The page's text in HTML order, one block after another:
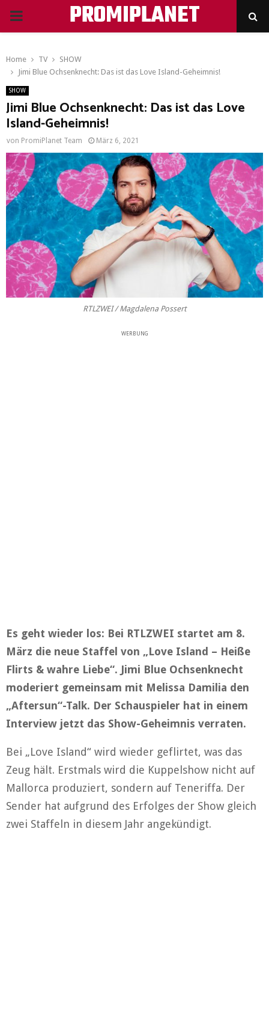
PRIMARY
PROMIPLANET
Home TV
SHOW
Jimi Blue Ochsenknecht: Das ist das Love Island-Geheimnis!
SHOW
Jimi Blue Ochsenknecht: Das ist das Love
Island-Geheimnis!
von PromiPlanet Team März 6, 2021
RTLZWEI / Magdalena Possert
WERBUNG
Es geht wieder los: Bei RTLZWEI startet am 8.
März die neue Staffel von „Love Island – Heiße
Flirts & wahre Liebe“. Jimi Blue Ochsenknecht
moderiert gemeinsam mit Melissa Damilia den
„Aftersun“-Talk. Der Schauspieler hat in einem
Interview jetzt das Show-Geheimnis verraten.
Bei „Love Island“ wird wieder geflirtet, was das
Zeug hält. Erstmals wird die Kuppelshow nicht auf
Mallorca produziert, sondern auf Teneriffa. Der
Sender hat aufgrund des Erfolges der Show gleich
zwei Staffeln in diesem Jahr angekündigt.